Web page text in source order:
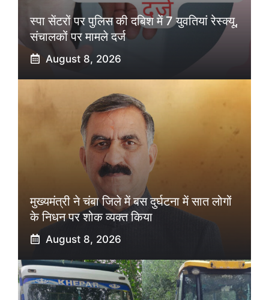
स्पा सेंटरों पर पुलिस की दबिश में 7 युवतियां रेस्क्यू,
संचालकों पर मामले दर्ज
August 8, 2026
मुख्यमंत्री ने चंबा जिले में बस दुर्घटना में सात लोगों
के निधन पर शोक व्यक्त किया
August 8, 2026